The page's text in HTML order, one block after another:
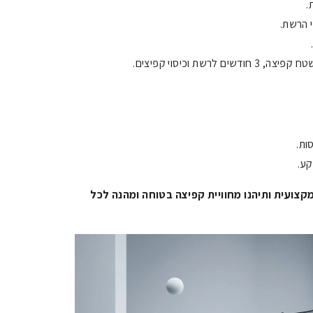
ותיהנו מחוויית קפיצה בטוחה ומהנה לכל